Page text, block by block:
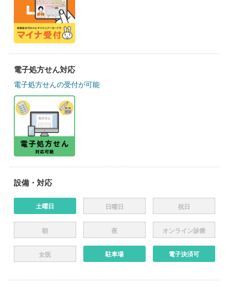
電子処方せん対応
電子処方せんの受付が可能
設備・対応
土曜日 日曜日 祝日
朝 夜 オンライン診療
女医 駐車場 電子決済可